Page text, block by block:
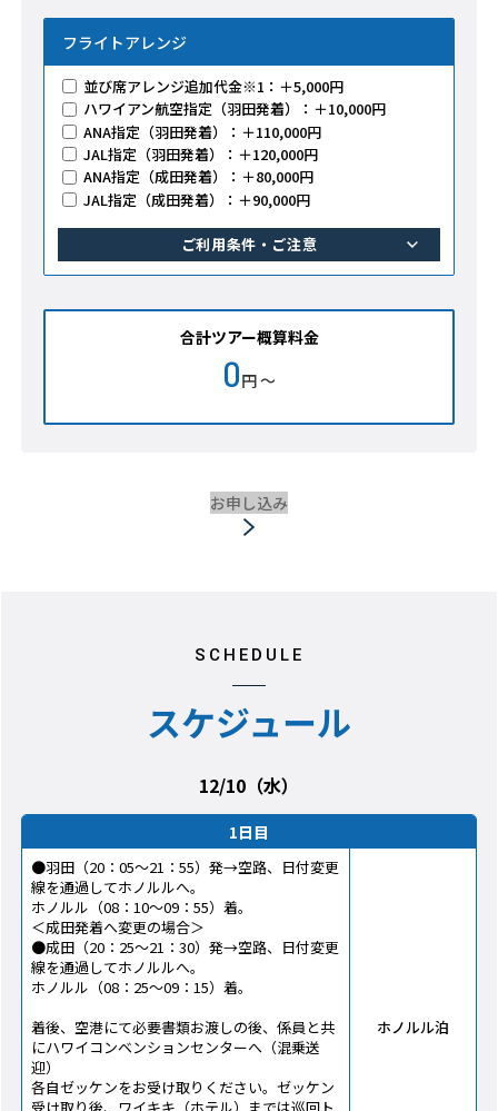
フライトアレンジ
並び席アレンジ追加代金※1：＋5,000円
ハワイアン航空指定（羽田発着）：＋10,000円
ANA指定（羽田発着）：＋110,000円
JAL指定（羽田発着）：＋120,000円
ANA指定（成田発着）：＋80,000円
JAL指定（成田発着）：＋90,000円
ご利用条件・ご注意
合計ツアー概算料金
0円 ～
お申し込み
SCHEDULE
スケジュール
12/10（水）
1日目
●羽田（20：05～21：55）発→空路、日付変更
線を通過してホノルルへ。
ホノルル（08：10～09：55）着。
＜成田発着へ変更の場合＞
●成田（20：25～21：30）発→空路、日付変更
線を通過してホノルルへ。
ホノルル（08：25～09：15）着。
着後、空港にて必要書類お渡しの後、係員と共
にハワイコンベンションセンターへ（混乗送
迎）
各自ゼッケンをお受け取りください。ゼッケン
ホノルル泊